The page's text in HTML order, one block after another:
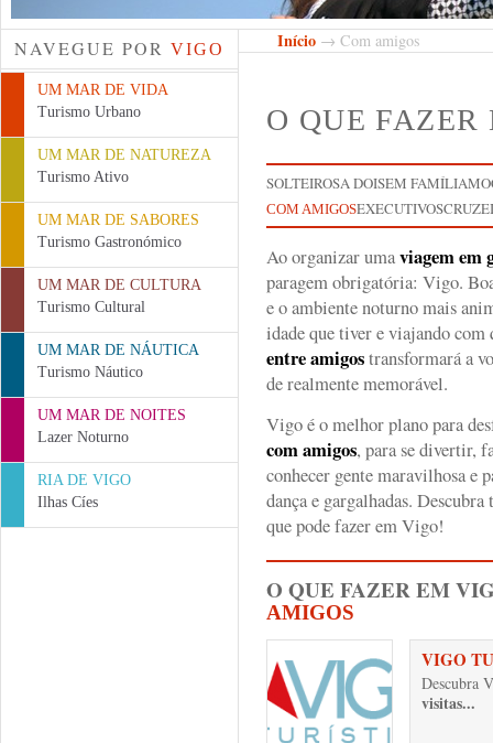
NAVEGUE POR VIGO
UM MAR DE VIDA
Turismo Urbano
UM MAR DE NATUREZA
Turismo Ativo
UM MAR DE SABORES
Turismo Gastronómico
UM MAR DE CULTURA
Turismo Cultural
UM MAR DE NÁUTICA
Turismo Náutico
UM MAR DE NOITES
Lazer Noturno
RIA DE VIGO
Ilhas Cíes
Início → Com amigos
O QUE
SOLTEIROSA DOISEM FAMÍLIA
COM AMIGOSEXECUTIVOS
Ao organizar umaviagem em
paragem obrigatória: Vigo.
e o ambiente noturno mais
idade que tiver e viajando com
entre amigostransformará a
de realmente memorável.
Vigo é o melhor plano para
com amigos, para se divertir,
conhecer gente maravilhosa e
dança e gargalhadas.
que pode fazer em Vigo!
O QUE FAZER EM
AMIGOS
VIGO
Descubra
visitas...